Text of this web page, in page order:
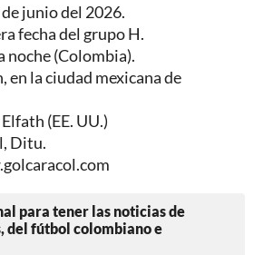
junio del 2026.
fecha del grupo H.
noche (Colombia).
en la ciudad mexicana de
(EE. UU.)
Ditu.
para tener las noticias de
del fútbol colombiano e